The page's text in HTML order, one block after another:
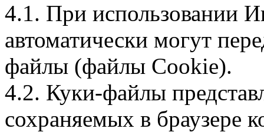
4.1. При использовании
автоматически могут
файлы (файлы Cookie).
4.2. Куки-файлы
сохраняемых в браузере